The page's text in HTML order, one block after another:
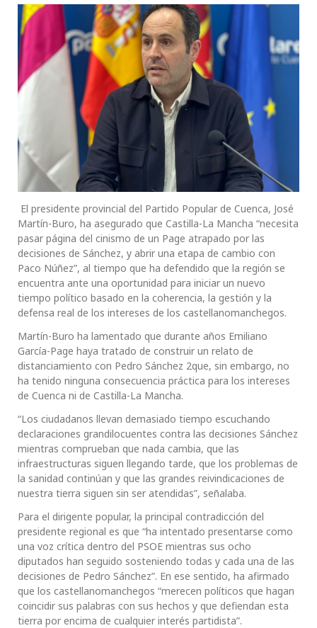
El presidente provincial del Partido Popular de Cuenca, José
Martín-Buro, ha asegurado que Castilla-La Mancha “necesita
pasar página del cinismo de un Page atrapado por las
decisiones de Sánchez, y abrir una etapa de cambio con
Paco Núñez”, al tiempo que ha defendido que la región se
encuentra ante una oportunidad para iniciar un nuevo
tiempo político basado en la coherencia, la gestión y la
defensa real de los intereses de los castellanomanchegos.
Martín-Buro ha lamentado que durante años Emiliano
García-Page haya tratado de construir un relato de
distanciamiento con Pedro Sánchez 2que, sin embargo, no
ha tenido ninguna consecuencia práctica para los intereses
de Cuenca ni de Castilla-La Mancha.
“Los ciudadanos llevan demasiado tiempo escuchando
declaraciones grandilocuentes contra las decisiones Sánchez
mientras comprueban que nada cambia, que las
infraestructuras siguen llegando tarde, que los problemas de
la sanidad continúan y que las grandes reivindicaciones de
nuestra tierra siguen sin ser atendidas”, señalaba.
Para el dirigente popular, la principal contradicción del
presidente regional es que “ha intentado presentarse como
una voz crítica dentro del PSOE mientras sus ocho
diputados han seguido sosteniendo todas y cada una de las
decisiones de Pedro Sánchez”. En ese sentido, ha afirmado
que los castellanomanchegos “merecen políticos que hagan
coincidir sus palabras con sus hechos y que defiendan esta
tierra por encima de cualquier interés partidista”.